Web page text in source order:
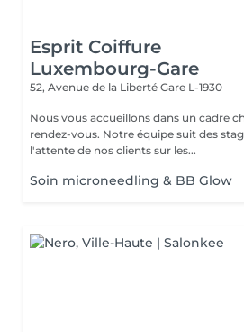
Esprit Coiffure
Luxembourg-Gare
52, Avenue de la Liberté Gare L-1930
Nous vous accueillons dans un cadre
rendez-vous. Notre équipe suit des
l'attente de nos clients sur les...
Soin microneedling & BB Glow